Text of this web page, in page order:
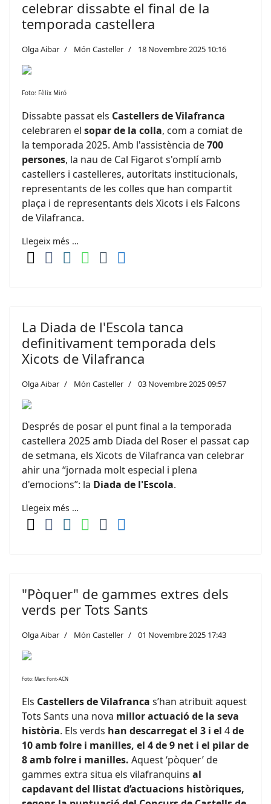
celebrar dissabte el final de la
temporada castellera
Olga Aibar Món Casteller 18 Novembre 2025 10:16
Foto: Fèlix Miró
Dissabte passat els Castellers de Vilafranca
celebraren el sopar de la colla, com a comiat de
la temporada 2025. Amb l'assistència de700
persones, la nau de Cal Figarot s'omplí amb
castellers i castelleres, autoritats institucionals,
representants de les colles que han compartit
plaça i de representants dels Xicots i els Falcons
de Vilafranca.
Llegeix més …
La Diada de l'Escola tanca
definitivament temporada dels
Xicots de Vilafranca
Olga Aibar Món Casteller 03 Novembre 2025 09:57
Després de posar el punt final a la temporada
castellera 2025 amb Diada del Roser el passat cap
de setmana, els Xicots de Vilafranca van celebrar
ahir una “jornada molt especial i plena
d'emocions”: la Diada de l'Escola.
Llegeix més …
"Pòquer" de gammes extres dels
verds per Tots Sants
Olga Aibar Món Casteller 01 Novembre 2025 17:43
Foto: Marc Font-ACN
Els Castellers de Vilafranca s’han atribuït aquest
Tots Sants una nova millor actuació de la seva
història. Els verds han descarregat el 3 i el 4de
10 amb folre i manilles, el 4 de 9 net i el pilar de
8 amb folre i manilles. Aquest ‘pòquer’ de
gammes extra situa els vilafranquins al
capdavant del llistat d’actuacions històriques,